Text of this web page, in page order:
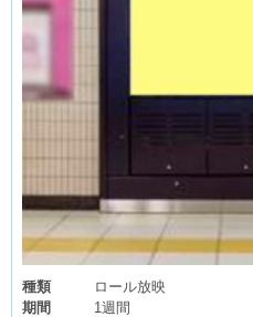
グ広告・ジオターゲティング広告
告がありましたら併せてご案内申
種類
ロール放映
期間
1週間